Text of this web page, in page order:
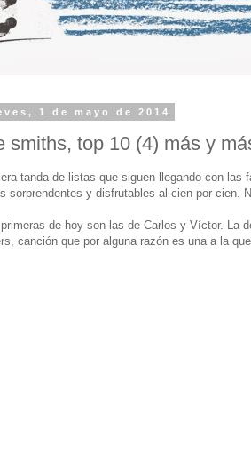
1 de mayo de 2014
smiths, top 10 (4) más y
tanda de listas que siguen llegando con
sorprendentes y disfrutables al cien por cien.
de hoy son las de Carlos y Víctor. La
canción que por alguna razón es una a la